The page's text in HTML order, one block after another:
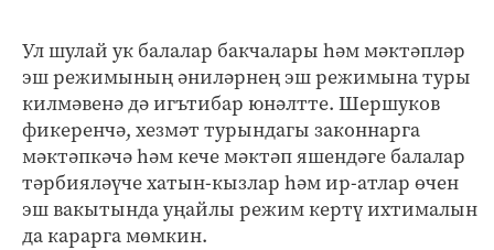
Ул шулай ук балалар бакчалары һәм мәктәпләр
эш режимының әниләрнең эш режимына туры
килмәвенә дә игътибар юнәлтте. Шершуков
фикеренчә, хезмәт турындагы законнарга
мәктәпкәчә һәм кече мәктәп яшендәге балалар
тәрбияләүче хатын-кызлар һәм ир-атлар өчен
эш вакытында уңайлы режим кертү ихтималын
да карарга мөмкин.